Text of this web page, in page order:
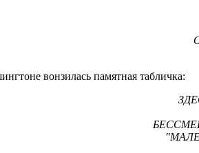
вонзилась памятная табличка: